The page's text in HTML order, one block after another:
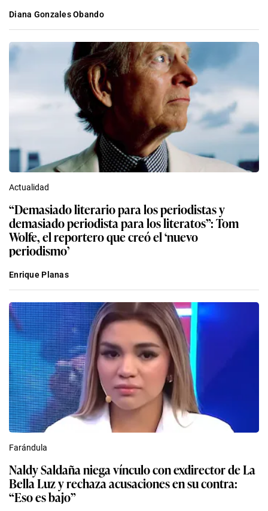
Diana Gonzales Obando
Actualidad
“Demasiado literario para los periodistas y
demasiado periodista para los literatos”: Tom
Wolfe, el reportero que creó el ‘nuevo
periodismo’
Enrique Planas
Farándula
Naldy Saldaña niega vínculo con exdirector de La
Bella Luz y rechaza acusaciones en su contra:
“Eso es bajo”